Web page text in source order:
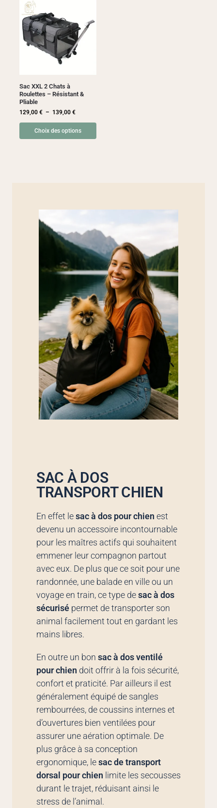
Sac XXL 2 Chats à
Roulettes – Résistant &
Pliable
129,00 € – 139,00 €
Choix des options
SAC À DOS
TRANSPORT CHIEN
En effet lesac à dos pour chien est
devenu un accessoire incontournable
pour les maîtres actifs qui souhaitent
emmener leur compagnon partout
avec eux. De plus que ce soit pour une
randonnée, une balade en ville ou un
voyage en train, ce type desac à dos
sécurisé permet de transporter son
animal facilement tout en gardant les
mains libres.
En outre un bon sac à dos ventilé
pour chien doit offrir à la fois sécurité,
confort et praticité. Par ailleurs il est
généralement équipé de sangles
rembourrées, de coussins internes et
d’ouvertures bien ventilées pour
assurer une aération optimale. De
plus grâce à sa conception
ergonomique, lesac de transport
dorsal pour chien limite les secousses
durant le trajet, réduisant ainsi le
stress de l’animal.